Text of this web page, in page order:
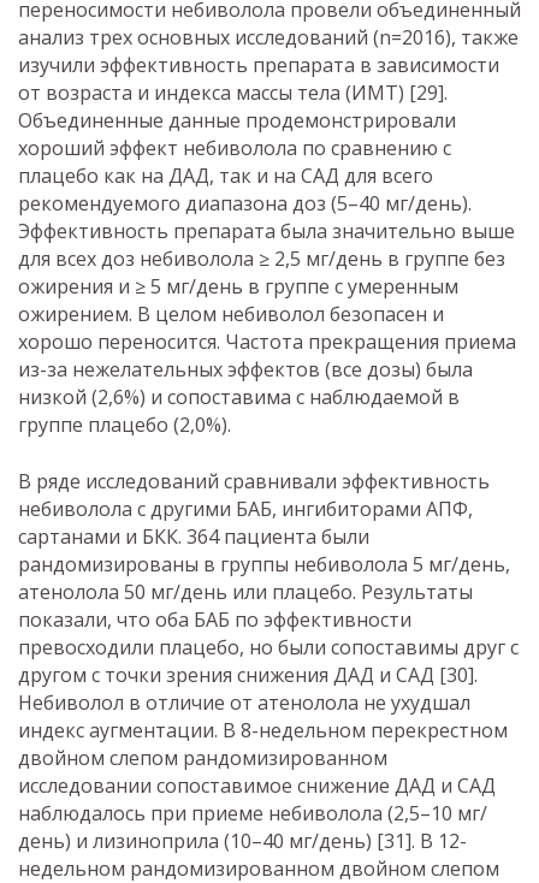
переносимости небиволола провели объединенный
анализ трех основных исследований (n=2016), также
изучили эффективность препарата в зависимости
от возраста и индекса массы тела (ИМТ) [29].
Объединенные данные продемонстрировали
хороший эффект небиволола по сравнению с
плацебо как на ДАД, так и на САД для всего
рекомендуемого диапазона доз (5–40 мг/день).
Эффективность препарата была значительно выше
для всех доз небиволола ≥ 2,5 мг/день в группе без
ожирения и ≥ 5 мг/день в группе с умеренным
ожирением. В целом небиволол безопасен и
хорошо переносится. Частота прекращения приема
из-за нежелательных эффектов (все дозы) была
низкой (2,6%) и сопоставима с наблюдаемой в
группе плацебо (2,0%).
В ряде исследований сравнивали эффективность
небиволола с другими БАБ, ингибиторами АПФ,
сартанами и БКК. 364 пациента были
рандомизированы в группы небиволола 5 мг/день,
атенолола 50 мг/день или плацебо. Результаты
показали, что оба БАБ по эффективности
превосходили плацебо, но были сопоставимы друг с
другом с точки зрения снижения ДАД и САД [30].
Небиволол в отличие от атенолола не ухудшал
индекс аугментации. В 8-недельном перекрестном
двойном слепом рандомизированном
исследовании сопоставимое снижение ДАД и САД
наблюдалось при приеме небиволола (2,5–10 мг/
день) и лизиноприла (10–40 мг/день) [31]. В 12-
недельном рандомизированном двойном слепом